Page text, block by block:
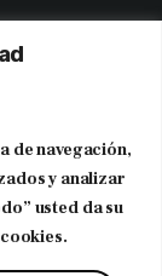
de navegación,
y analizar
usted da su